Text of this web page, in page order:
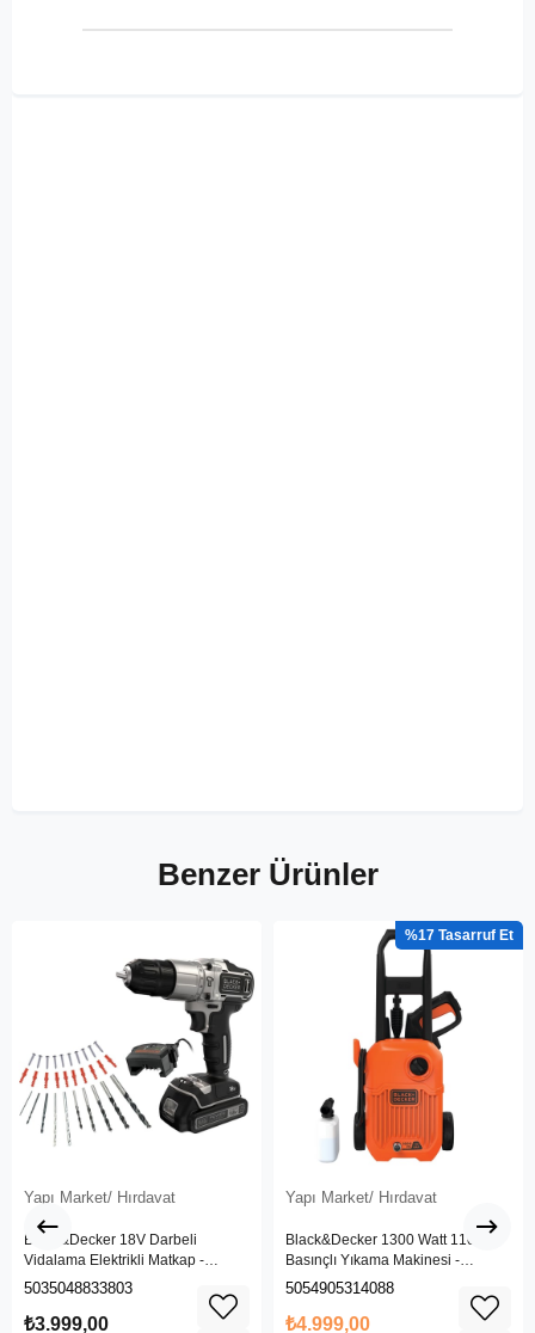
Benzer Ürünler
Yapı Market/ Hırdavat
Black&Decker 18V Darbeli
Vidalama Elektrikli Matkap -
BDCHD18SC1K-QW
5035048833803
₺3.999,00
Yapı Market/ Hırdavat
Black&Decker 1300 Watt 110 Bar
Basınçlı Yıkama Makinesi -
(BEPW1300L-QS)
5054905314088
₺4.999,00
%17